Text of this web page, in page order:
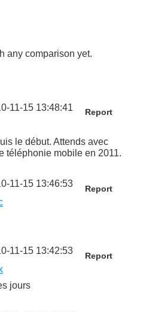
any comparison yet.
11-15 13:48:41 Report
le début. Attends avec
téléphonie mobile en 2011.
11-15 13:46:53 Report
11-15 13:42:53 Report
jours